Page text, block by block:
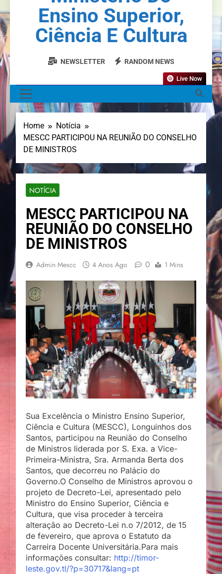
Ensino Superior,
Ciência E Cultura
NEWSLETTER RANDOM NEWS
Live Now
Home
Notícia
MESCC PARTICIPOU NA REUNIÃO DO CONSELHO
DE MINISTROS
NOTÍCIA
MESCC PARTICIPOU NA
REUNIÃO DO CONSELHO
DE MINISTROS
Admin Mescc 4 Anos Ago 0 1 Mins
Sua Excelência o Ministro Ensino Superior,
Ciência e Cultura (MESCC), Longuinhos dos
Santos, participou na Reunião do Conselho
de Ministros liderada por S. Exa. a Vice-
Primeira-Ministra, Sra. Armanda Berta dos
Santos, que decorreu no Palácio do
Governo.O Conselho de Ministros aprovou o
projeto de Decreto-Lei, apresentado pelo
Ministro do Ensino Superior, Ciência e
Cultura, que visa proceder à terceira
alteração ao Decreto-Lei n.o 7/2012, de 15
de fevereiro, que aprova o Estatuto da
Carreira Docente Universitária.Para mais
informações consultar: http://timor-
leste.gov.tl/?p=30717&lang=pt